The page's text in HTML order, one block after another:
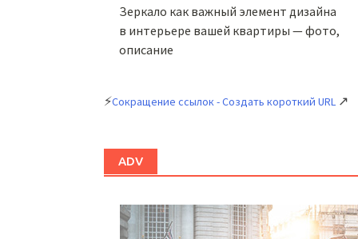
Зеркало как важный элемент дизайна
в интерьере вашей квартиры — фото,
описание
⚡Сокращение ссылок - Создать короткий URL ↗
ADV